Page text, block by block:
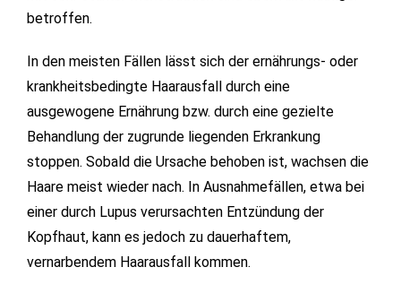
betroffen.
In den meisten Fällen lässt sich der ernährungs- oder
krankheitsbedingte Haarausfall durch eine
ausgewogene Ernährung bzw. durch eine gezielte
Behandlung der zugrunde liegenden Erkrankung
stoppen. Sobald die Ursache behoben ist, wachsen die
Haare meist wieder nach. In Ausnahmefällen, etwa bei
einer durch Lupus verursachten Entzündung der
Kopfhaut, kann es jedoch zu dauerhaftem,
vernarbendem Haarausfall kommen.